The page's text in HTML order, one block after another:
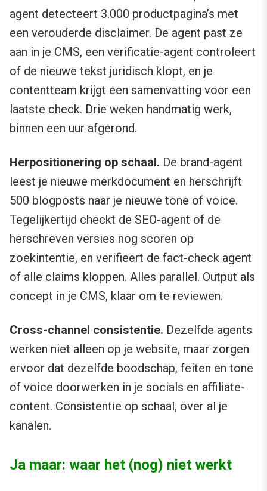
agent detecteert 3.000 productpagina’s met
een verouderde disclaimer. De agent past ze
aan in je CMS, een verificatie-agent controleert
of de nieuwe tekst juridisch klopt, en je
contentteam krijgt een samenvatting voor een
laatste check. Drie weken handmatig werk,
binnen een uur afgerond.
Herpositionering op schaal. De brand-agent
leest je nieuwe merkdocument en herschrijft
500 blogposts naar je nieuwe tone of voice.
Tegelijkertijd checkt de SEO-agent of de
herschreven versies nog scoren op
zoekintentie, en verifieert de fact-check agent
of alle claims kloppen. Alles parallel. Output als
concept in je CMS, klaar om te reviewen.
Cross-channel consistentie. Dezelfde agents
werken niet alleen op je website, maar zorgen
ervoor dat dezelfde boodschap, feiten en tone
of voice doorwerken in je socials en affiliate-
content. Consistentie op schaal, over al je
kanalen.
Ja maar: waar het (nog) niet werkt